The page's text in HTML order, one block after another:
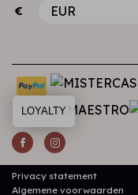
€
Privacy statement
Algemene voorwaarden
LOYALTY